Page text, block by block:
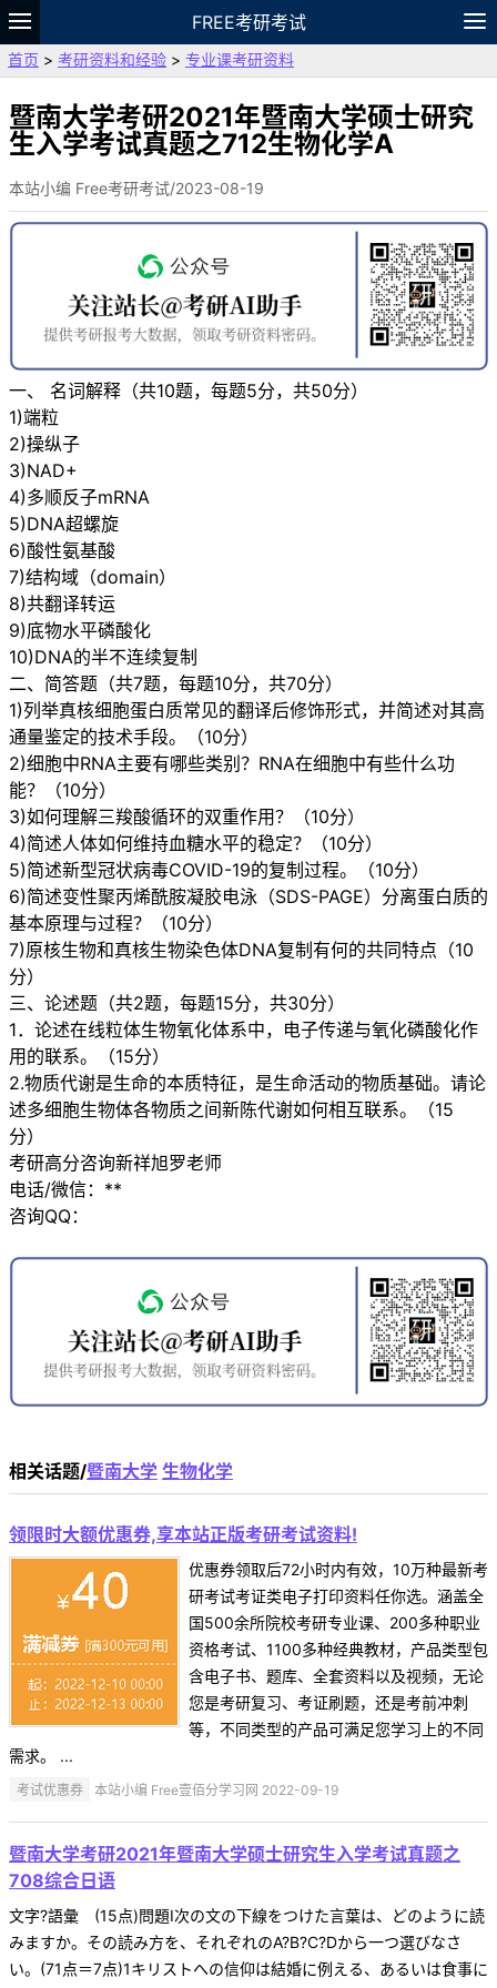
FREE考研考试
题库
故事 专题 APP
VIP
资料
首页 > 考研资料和经验 > 专业课考研资料
暨南大学考研2021年暨南大学硕士研究
生入学考试真题之712生物化学A
本站小编 Free考研考试/2023-08-19
一、 名词解释（共10题，每题5分，共50分）
1)端粒
2)操纵子
3)NAD+
4)多顺反子mRNA
5)DNA超螺旋
6)酸性氨基酸
7)结构域（domain）
8)共翻译转运
9)底物水平磷酸化
10)DNA的半不连续复制
二、简答题（共7题，每题10分，共70分）
1)列举真核细胞蛋白质常见的翻译后修饰形式，并简述对其高
通量鉴定的技术手段。（10分）
2)细胞中RNA主要有哪些类别？RNA在细胞中有些什么功
能？（10分）
3)如何理解三羧酸循环的双重作用？（10分）
4)简述人体如何维持血糖水平的稳定？（10分）
5)简述新型冠状病毒COVID-19的复制过程。（10分）
6)简述变性聚丙烯酰胺凝胶电泳（SDS-PAGE）分离蛋白质的
基本原理与过程？（10分）
7)原核生物和真核生物染色体DNA复制有何的共同特点（10
分）
三、论述题（共2题，每题15分，共30分）
1．论述在线粒体生物氧化体系中，电子传递与氧化磷酸化作
用的联系。（15分）
2.物质代谢是生命的本质特征，是生命活动的物质基础。请论
述多细胞生物体各物质之间新陈代谢如何相互联系。（15
分）
考研高分咨询新祥旭罗老师
电话/微信：**
咨询QQ：
相关话题/暨南大学 生物化学
领限时大额优惠券,享本站正版考研考试资料!
优惠券领取后72小时内有效，10万种最新考
研考试考证类电子打印资料任你选。涵盖全
国500余所院校考研专业课、200多种职业
资格考试、1100多种经典教材，产品类型包
含电子书、题库、全套资料以及视频，无论
您是考研复习、考证刷题，还是考前冲刺
等，不同类型的产品可满足您学习上的不同
需求。 ...
考试优惠券 本站小编 Free壹佰分学习网 2022-09-19
暨南大学考研2021年暨南大学硕士研究生入学考试真题之
708综合日语
文字?語彙 (15点)問題Ⅰ次の文の下線をつけた言葉は、どのように読
みますか。その読み方を、それぞれのA?B?C?Dから一つ選びなさ
い。(71点＝7点)1キリストへの信仰は結婚に例える、あるいは食事に